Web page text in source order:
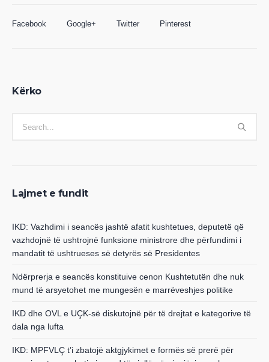
Facebook Google+ Twitter Pinterest
Kërko
Lajmet e fundit
IKD: Vazhdimi i seancës jashtë afatit kushtetues, deputetë që
vazhdojnë të ushtrojnë funksione ministrore dhe përfundimi i
mandatit të ushtrueses së detyrës së Presidentes
Ndërprerja e seancës konstituive cenon Kushtetutën dhe nuk
mund të arsyetohet me mungesën e marrëveshjes politike
IKD dhe OVL e UÇK-së diskutojnë për të drejtat e kategorive të
dala nga lufta
IKD: MPFVLÇ t’i zbatojë aktgjykimet e formës së prerë për